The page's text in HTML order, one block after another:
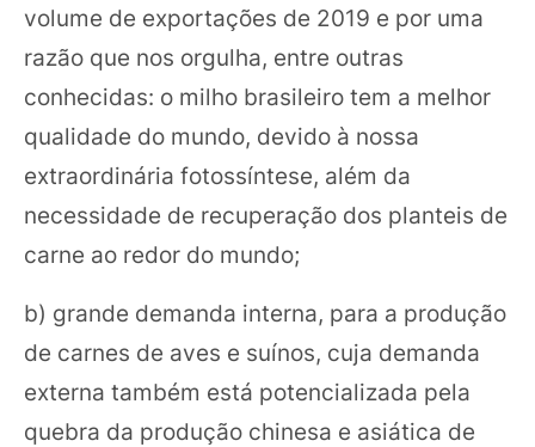
volume de exportações de 2019 e por uma
razão que nos orgulha, entre outras
conhecidas: o milho brasileiro tem a melhor
qualidade do mundo, devido à nossa
extraordinária fotossíntese, além da
necessidade de recuperação dos planteis de
carne ao redor do mundo;
b) grande demanda interna, para a produção
de carnes de aves e suínos, cuja demanda
externa também está potencializada pela
quebra da produção chinesa e asiática de